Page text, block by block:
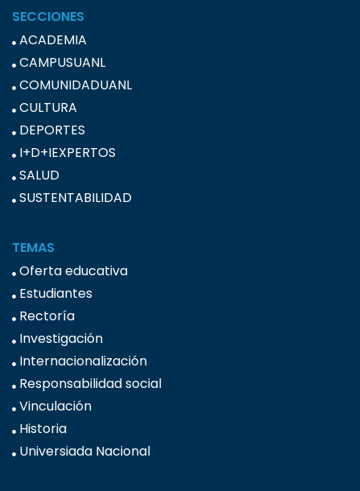
SECCIONES
ACADEMIA
CAMPUSUANL
COMUNIDADUANL
CULTURA
DEPORTES
I+D+IEXPERTOS
SALUD
SUSTENTABILIDAD
TEMAS
Oferta educativa
Estudiantes
Rectoría
Investigación
Internacionalización
Responsabilidad social
Vinculación
Historia
Universiada Nacional